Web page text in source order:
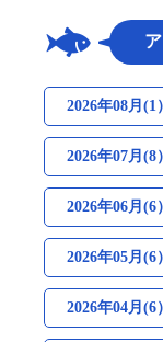
2026年08月(1）
2026年07月(8）
2026年06月(6）
2026年05月(6）
2026年04月(6）